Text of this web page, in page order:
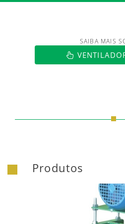
https:// SAIBA MAIS
Produtos